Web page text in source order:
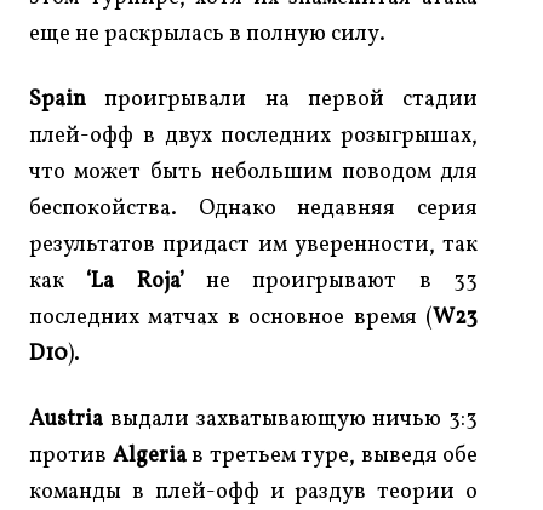
еще не раскрылась в полную силу.
Spain проигрывали на первой стадии
плей-офф в двух последних розыгрышах,
что может быть небольшим поводом для
беспокойства. Однако недавняя серия
результатов придаст им уверенности, так
как ‘La Roja’не проигрывают в 33
последних матчах в основное время (W23
D10).
Austria выдали захватывающую ничью 3:3
против Algeriaв третьем туре, выведя обе
команды в плей-офф и раздув теории о